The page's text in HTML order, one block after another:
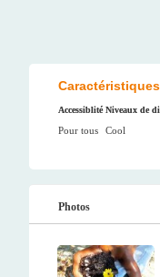
Caractéristiques
Accessiblité
Pour tous
Niveaux de
Cool
Photos